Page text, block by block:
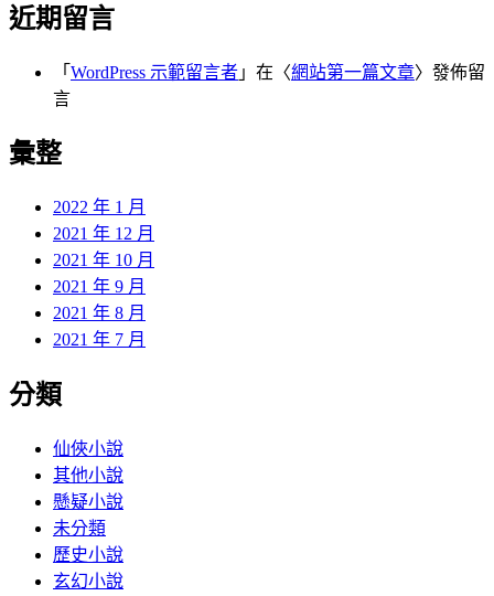
近期留言
「 WordPress 示範留言者 」在〈網站第一篇文章〉發佈留
言
彙整
2022 年 1 月
2021 年 12 月
2021 年 10 月
2021 年 9 月
2021 年 8 月
2021 年 7 月
分類
仙俠小說
其他小說
懸疑小說
未分類
歷史小說
玄幻小說